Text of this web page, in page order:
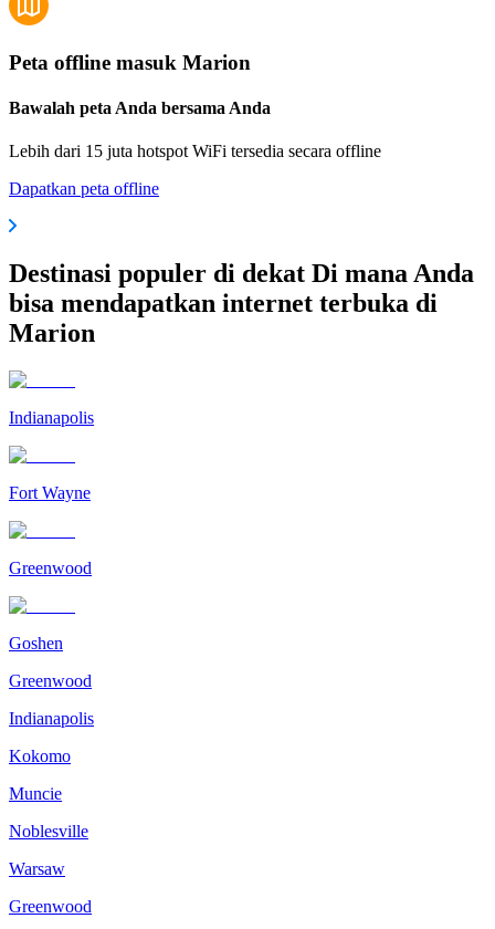
Peta offline masuk Marion
Bawalah peta Anda bersama Anda
Lebih dari 15 juta hotspot WiFi tersedia secara offline
Dapatkan peta offline
Destinasi populer di dekat Di mana Anda
bisa mendapatkan internet terbuka di
Marion
Indianapolis
Fort Wayne
Greenwood
Goshen
Greenwood
Indianapolis
Kokomo
Muncie
Noblesville
Warsaw
Greenwood